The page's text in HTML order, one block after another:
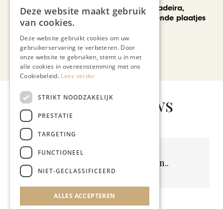
Een week op Madeira,
voorbij de bekende plaatjes
Bekijk alle artikelen
Gerelateerd nieuws
Geen resultaten gevonden..
Deze website maakt gebruik
van cookies.
Deze website gebruikt cookies om uw
gebruikerservaring te verbeteren. Door
onze website te gebruiken, stemt u in met
alle cookies in overeenstemming met ons
Cookiebeleid. Lees verder
STRIKT NOODZAKELIJK
PRESTATIE
TARGETING
FUNCTIONEEL
NIET-GECLASSIFICEERD
ALLES ACCEPTEREN